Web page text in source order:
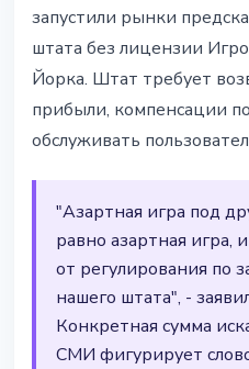
нелегальным
21 апреля 2026 г.2 мин
Наталия Дорофеева
запустили рынки
штата без лицензии
Йорка. Штат требует
прибыли, компенсации
обслуживать
"Азартная игра под
равно азартная игра,
от регулирования по
нашего штата", -
Конкретная сумма
СМИ фигурирует